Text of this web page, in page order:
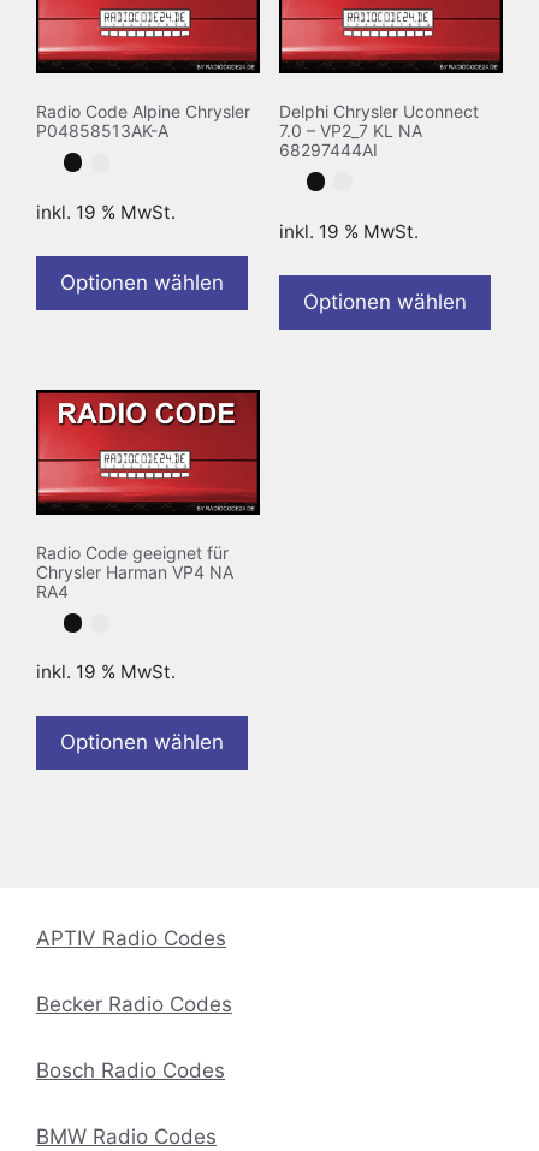
Radio Code Alpine Chrysler
P04858513AK-A
inkl. 19 % MwSt.
Optionen wählen
Delphi Chrysler Uconnect
7.0 – VP2_7 KL NA
68297444AI
inkl. 19 % MwSt.
Optionen wählen
Radio Code geeignet für
Chrysler Harman VP4 NA
RA4
inkl. 19 % MwSt.
Optionen wählen
APTIV Radio Codes
Becker Radio Codes
Bosch Radio Codes
BMW Radio Codes